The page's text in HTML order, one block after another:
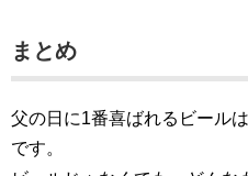
まとめ
父の日に1番喜ばれるビール
です。